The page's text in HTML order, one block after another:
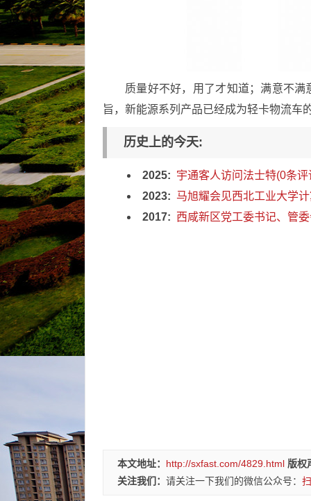
质量好不好，用了才知道；满意不
旨，新能源系列产品已经成为轻卡物流车
历史上的今天:
2025: 宇通客人访问法士特(0条评
2023: 马旭耀会见西北工业大学
2017: 西咸新区党工委书记、管
本文地址： http://sxfast.com/4829.html 版权
关注我们： 请关注一下我们的微信公众号：